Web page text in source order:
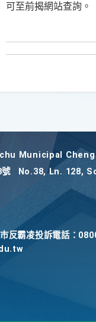
可至前揭網站查詢。
Municipal
號
No.38, Ln. 128,
反霸凌投訴電話：